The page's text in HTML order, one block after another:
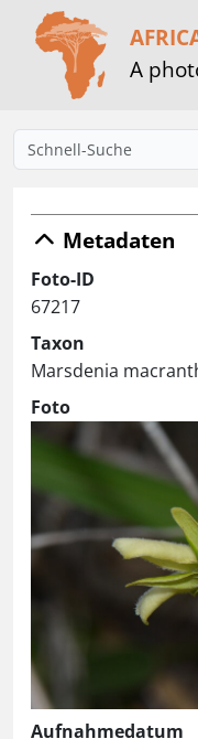
A
Metadaten
Foto-ID
67217
Taxon
Marsdenia
Foto
Aufnahmedatum